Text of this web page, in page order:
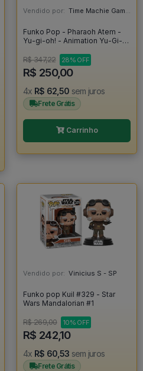
Vendido por: Time Machie Games | Nerd Store - SP
Funko Pop - Pharaoh Atem -
Yu-gi-oh! - Animation Yu-Gi-
R$ 347,22
28% OFF
R$ 250,00
4x R$ 62,50 sem juros
Frete Grátis
Carrinho
Vendido por: Vinicius S - SP
Funko pop Kuil #329 - Star
Wars Mandalorian #1
R$ 269,00 10% OFF
R$ 242,10
4x R$ 60,53 sem juros
Frete Grátis